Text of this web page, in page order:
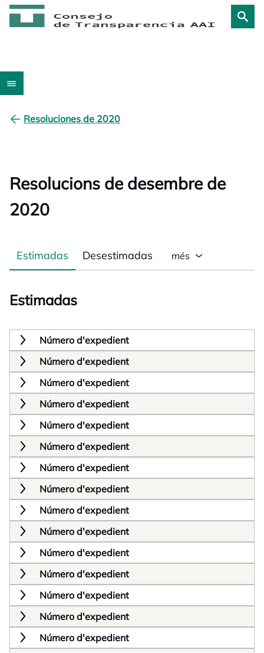
Resoluciones de 2020
Resolucions de desembre de
2020
Estimadas Desestimadas més
Estimadas
Número d'expedient
Número d'expedient
Número d'expedient
Número d'expedient
Número d'expedient
Número d'expedient
Número d'expedient
Número d'expedient
Número d'expedient
Número d'expedient
Número d'expedient
Número d'expedient
Número d'expedient
Número d'expedient
Número d'expedient